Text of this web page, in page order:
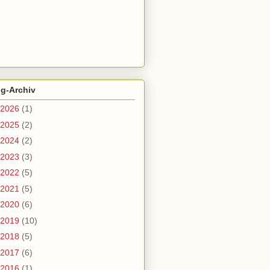
Archiv
2026 (1)
2025 (2)
2024 (2)
2023 (3)
2022 (5)
2021 (5)
2020 (6)
2019 (10)
2018 (5)
2017 (6)